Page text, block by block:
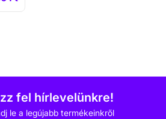
fel hírlevelünkre!
le a legújabb termékeinkről